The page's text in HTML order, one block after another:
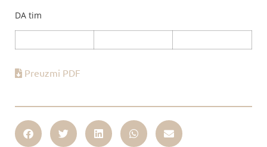
DA tim
Preuzmi PDF